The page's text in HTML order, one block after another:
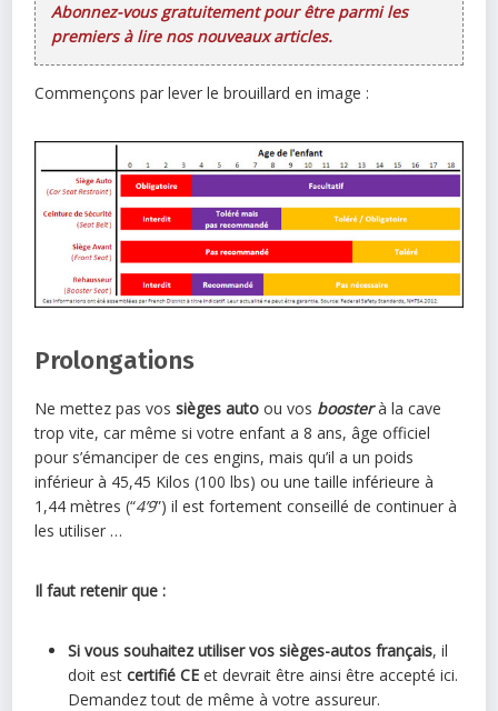
Abonnez-vous gratuitement pour être parmi les
premiers à lire nos nouveaux articles.
Commençons par lever le brouillard en image :
Prolongations
Ne mettez pas vossièges auto ou vos boosterà la cave
trop vite, car même si votre enfant a 8 ans, âge officiel
pour s’émanciper de ces engins, mais qu’il a un poids
inférieur à 45,45 Kilos (100 lbs) ou une taille inférieure à
1,44 mètres (“4’9”) il est fortement conseillé de continuer à
les utiliser …
Il faut retenir que :
Si vous souhaitez utiliser vos sièges-autos français, il
doit estcertifié CE et devrait être ainsi être accepté ici.
Demandez tout de même à votre assureur.